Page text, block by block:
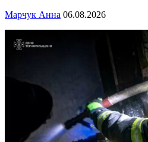
Марчук Анна 06.08.2026